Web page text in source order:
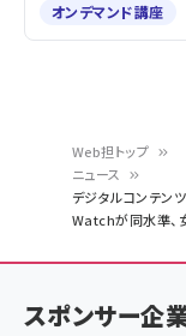
く
ず
Web担トップ
ニュース
デジタルコンテ
Watchが同水準、
オンデマンド講座
スポンサー企